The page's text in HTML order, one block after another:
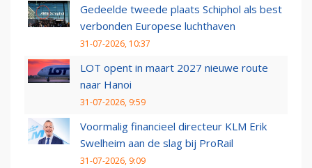
Gedeelde tweede plaats Schiphol als best
verbonden Europese luchthaven
31-07-2026, 10:37
LOT opent in maart 2027 nieuwe route
naar Hanoi
31-07-2026, 9:59
Voormalig financieel directeur KLM Erik
Swelheim aan de slag bij ProRail
31-07-2026, 9:09